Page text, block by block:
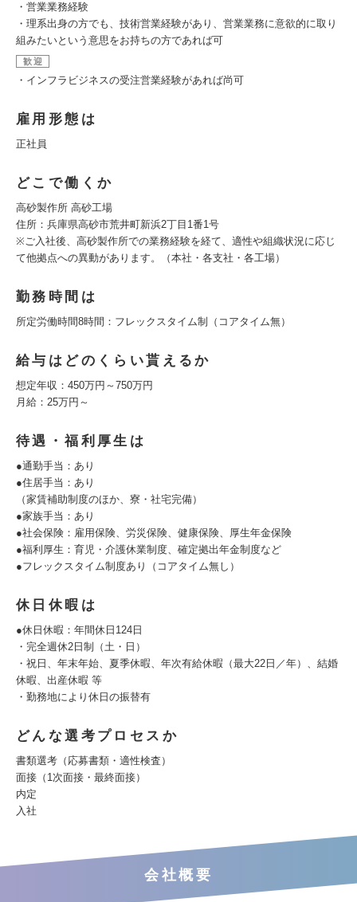
・営業業務経験
・理系出身の方でも、技術営業経験があり、営業業務に意欲的に取り
組みたいという意思をお持ちの方であれば可
歓迎
・インフラビジネスの受注営業経験があれば尚可
雇用形態は
正社員
どこで働くか
高砂製作所 高砂工場
住所：兵庫県高砂市荒井町新浜2丁目1番1号
※ご入社後、高砂製作所での業務経験を経て、適性や組織状況に応じ
て他拠点への異動があります。（本社・各支社・各工場）
勤務時間は
所定労働時間8時間：フレックスタイム制（コアタイム無）
給与はどのくらい貰えるか
想定年収：450万円～750万円
月給：25万円～
待遇・福利厚生は
●通勤手当：あり
●住居手当：あり
（家賃補助制度のほか、寮・社宅完備）
●家族手当：あり
●社会保険：雇用保険、労災保険、健康保険、厚生年金保険
●福利厚生：育児・介護休業制度、確定拠出年金制度など
●フレックスタイム制度あり（コアタイム無し）
休日休暇は
●休日休暇：年間休日124日
・完全週休2日制（土・日）
・祝日、年末年始、夏季休暇、年次有給休暇（最大22日／年）、結婚
休暇、出産休暇 等
・勤務地により休日の振替有
どんな選考プロセスか
書類選考（応募書類・適性検査）
面接（1次面接・最終面接）
内定
入社
会社概要